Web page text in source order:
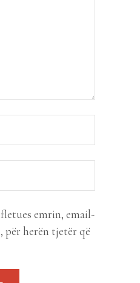
emrin, email-
për herën tjetër që